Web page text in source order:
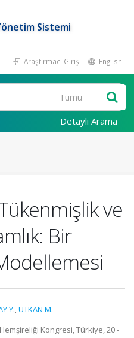
Sistemi
Araştırmacı Girişi English
Detaylı Arama
ve
Bir
Y.,UTKAN M.
Kongresi, Türkiye, 20 -